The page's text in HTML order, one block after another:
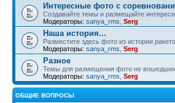
Интересные фото с
Создавайте темы и размещайте
Модераторы: sanya_rms Serg
Наша история...
Разместите здесь фото из истории
Модераторы: sanya_rms Serg
Разное
Темы для размещения фото не
Модераторы: sanya_rms Serg
ОБЩИЕ ВОПРОСЫ